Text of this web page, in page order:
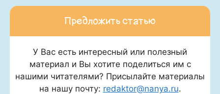
Предложить статью
У Вас есть интересный или полезный
материал и Вы хотите поделиться им с
нашими читателями? Присылайте материалы
на нашу почту: redaktor@nanya.ru.